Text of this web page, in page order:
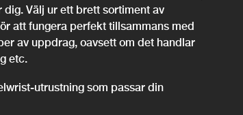
Välj ur ett brett sortiment av
att fungera perfekt tillsammans med
av uppdrag, oavsett om det handlar
etc.
utrustning som passar din